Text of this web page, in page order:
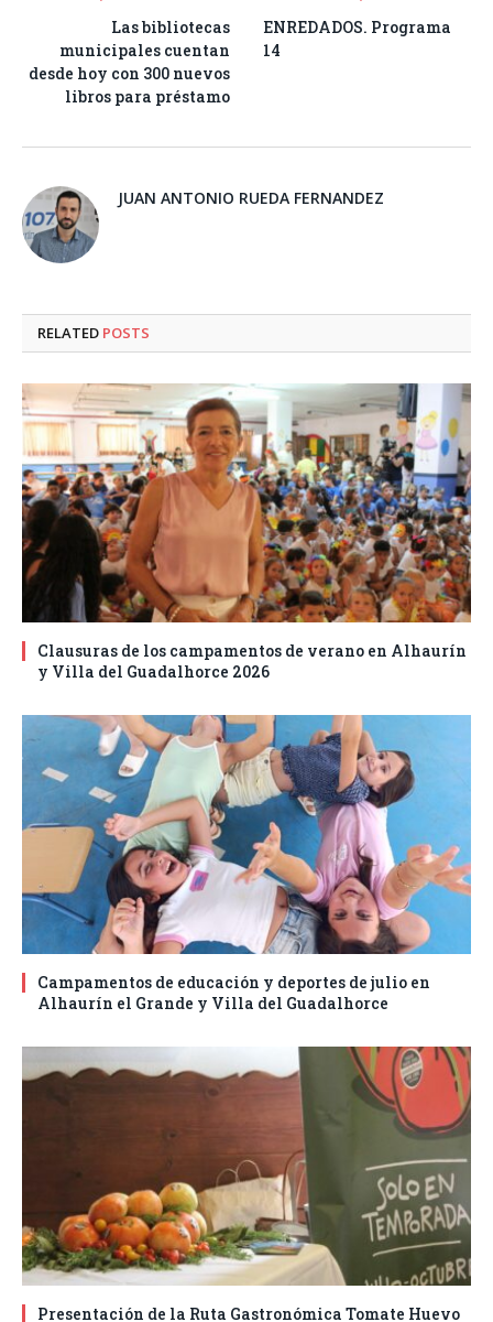
Las bibliotecas
municipales cuentan
desde hoy con 300 nuevos
libros para préstamo
ENREDADOS. Programa
14
JUAN ANTONIO RUEDA FERNANDEZ
RELATED POSTS
Clausuras de los campamentos de verano en Alhaurín
y Villa del Guadalhorce 2026
Campamentos de educación y deportes de julio en
Alhaurín el Grande y Villa del Guadalhorce
Presentación de la Ruta Gastronómica Tomate Huevo